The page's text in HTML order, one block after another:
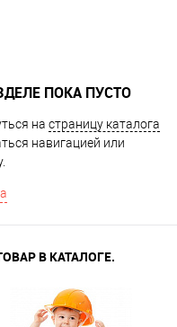
ПОКА ПУСТО
на страницу каталога
навигацией или
В КАТАЛОГЕ.